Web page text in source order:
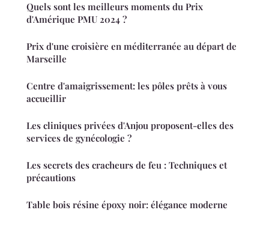
Quels sont les meilleurs moments du Prix
d'Amérique PMU 2024 ?
Prix d'une croisière en méditerranée au départ de
Marseille
Centre d'amaigrissement: les pôles prêts à vous
accueillir
Les cliniques privées d'Anjou proposent-elles des
services de gynécologie ?
Les secrets des cracheurs de feu : Techniques et
précautions
Table bois résine époxy noir: élégance moderne